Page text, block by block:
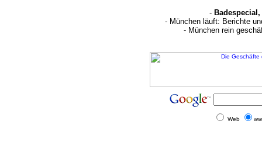
-
- München läuft: Berichte
- München rein
Web